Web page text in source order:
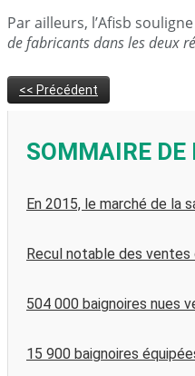
Par ailleurs, l’Afisb souligne
de fabricants dans les deux
<< Précédent
SOMMAIRE DE
En 2015, le marché de la
Recul notable des
504 000 baignoires nues
15 900 baignoires